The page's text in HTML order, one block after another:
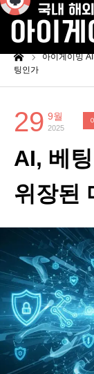
아이게이밍
팅인가
29 9월
2025
AI, 베
위장된